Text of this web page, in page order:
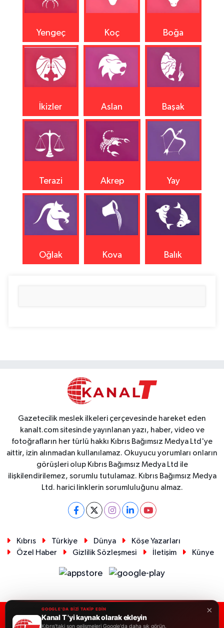
Yengeç Koç Boğa
İkizler Aslan Başak
Terazi Akrep Yay
Oğlak Kova Balık
Gazetecilik meslek ilkeleri çerçevesinde hareket eden
kanalt.com sitesinde yayınlanan yazı, haber, video ve
fotoğrafların her türlü hakkı Kıbrıs Bağımsız Medya Ltd'ye
aittir, izin alınmadan kullanılamaz. Okuyucu yorumları onların
görüşleri olup Kıbrıs Bağımsız Medya Ltd ile
ilişkilendirilemez, sorumlu tutulamaz. Kıbrıs Bağımsız Medya
Ltd. harici linklerin sorumluluğunu almaz.
Kıbrıs Türkiye Dünya
Köşe Yazarları
Özel Haber
Gizlilik Sözleşmesi İletişim Künye
RSS Copyright © 2026. Her hakkı saklıdır.
×
GOOGLE'DA BİZİ TAKİP EDİN
Kanal T 'yi kaynak olarak ekleyin
Kıbrıs'taki son gelişmeleri Google'da daha sık görün.